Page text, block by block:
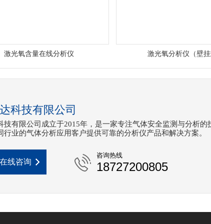
激光氧含量在线分析仪 激光氧分析仪（壁挂
科技有限公司
技有限公司成立于2015年，是一家专注气体安全监测与分析的
行业的气体分析应用客户提供可靠的分析仪产品和解决方案。
在线咨询
咨询热线
18727200805